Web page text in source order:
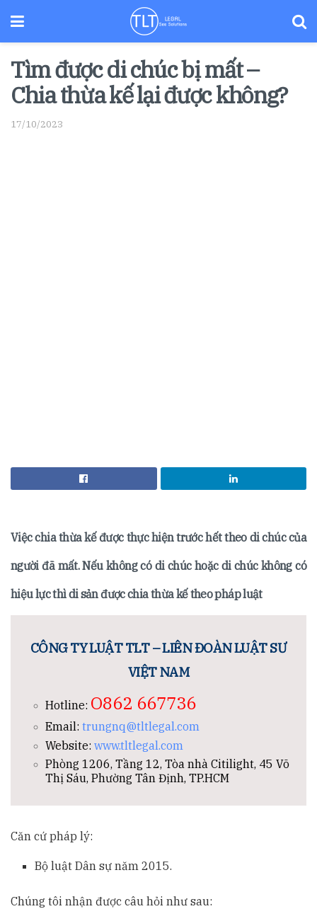
Tìm được di chúc bị mất –
Chia thừa kế lại được không?
17/10/2023
Việc chia thừa kế được thực hiện trước hết theo di chúc của
người đã mất. Nếu không có di chúc hoặc di chúc không có
hiệu lực thì di sản được chia thừa kế theo pháp luật
CÔNG TY LUẬT TLT – LIÊN ĐOÀN LUẬT SƯ
VIỆT NAM
Hotline: O862 667736
Email: trungnq@tltlegal.com
Website:www.tltlegal.com
Phòng 1206, Tầng 12, Tòa nhà Citilight, 45 Võ
Thị Sáu, Phường Tân Định, TP.HCM
Căn cứ pháp lý:
Bộ luật Dân sự năm 2015.
Chúng tôi nhận được câu hỏi như sau: